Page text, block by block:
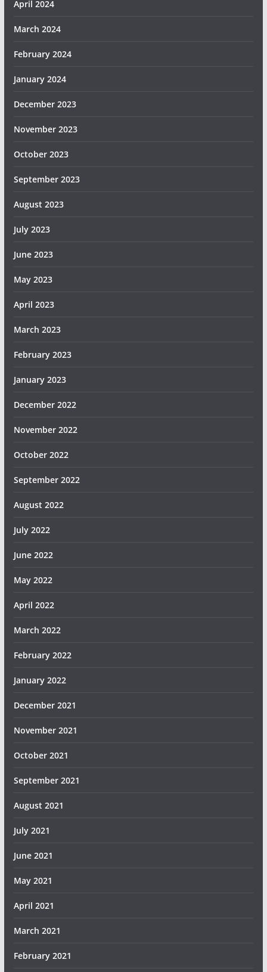
April 2024
March 2024
February 2024
January 2024
December 2023
November 2023
October 2023
September 2023
August 2023
July 2023
June 2023
May 2023
April 2023
March 2023
February 2023
January 2023
December 2022
November 2022
October 2022
September 2022
August 2022
July 2022
June 2022
May 2022
April 2022
March 2022
February 2022
January 2022
December 2021
November 2021
October 2021
September 2021
August 2021
July 2021
June 2021
May 2021
April 2021
March 2021
February 2021